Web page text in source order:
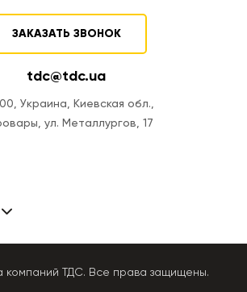
ЗАКАЗАТЬ ЗВОНОК
tdc@tdc.ua
Украина, Киевская обл.,
ул. Металлургов, 17
компаний ТДС. Все права защищены.